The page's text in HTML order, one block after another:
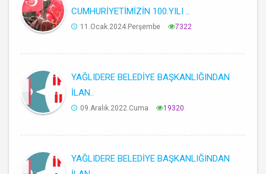
CUMHURİYETİMİZİN 100.YILI ..
11.Ocak.2024.Perşembe 7322
YAĞLIDERE BELEDİYE BAŞKANLIĞINDAN
İLAN..
09.Aralık.2022.Cuma 19320
YAĞLIDERE BELEDİYE BAŞKANLIĞINDAN